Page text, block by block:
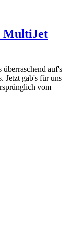
MultiJet
überraschend auf's
Jetzt gab's für uns
vom